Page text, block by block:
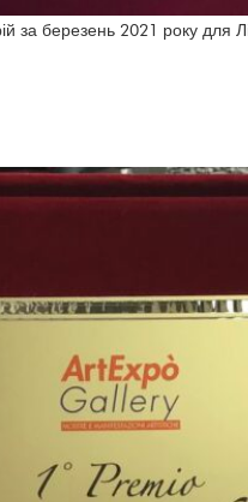
за березень 2021 року для